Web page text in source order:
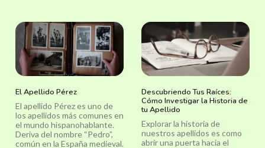
El Apellido Pérez
El apellido Pérez es uno de
los apellidos más comunes en
el mundo hispanohablante.
Deriva del nombre “Pedro”,
común en la España medieval.
Descubriendo Tus Raíces:
Cómo Investigar la Historia de
tu Apellido
Explorar la historia de
nuestros apellidos es como
abrir una puerta hacia el